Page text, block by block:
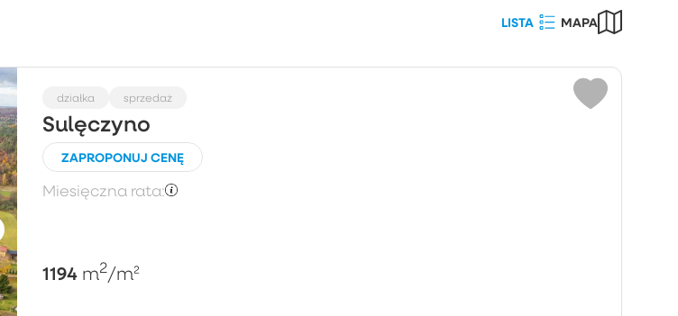
LISTA MAPA
działka sprzedaż
Sulęczyno
ZAPROPONUJ CENĘ
Miesięczna rata:
1194 m2/m²